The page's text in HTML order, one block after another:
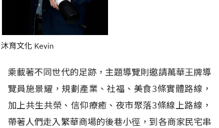
沐育文化 Kevin
乘載著不同世代的足跡，主題導覽則邀請萬華王牌導
覽員施景耀，規劃產業、社福、美食3條實體路線，
加上共生共榮、信仰療癒、夜市聚落3條線上路線，
帶著人們走入繁華商場的後巷小徑，到各商家民宅串